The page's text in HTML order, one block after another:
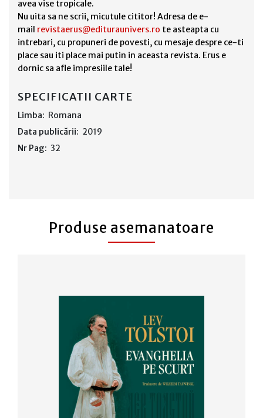
avea vise tropicale.
Nu uita sa ne scrii, micutule cititor! Adresa de e-
mail revistaerus@edituraunivers.ro te asteapta cu
intrebari, cu propuneri de povesti, cu mesaje despre ce-ti
place sau iti place mai putin in aceasta revista. Erus e
dornic sa afle impresiile tale!
SPECIFICATII CARTE
Limba: Romana
Data publicării: 2019
Nr Pag: 32
Produse asemanatoare